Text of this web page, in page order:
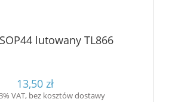
lutowany TL866
13,50 zł
VAT, bez kosztów dostawy